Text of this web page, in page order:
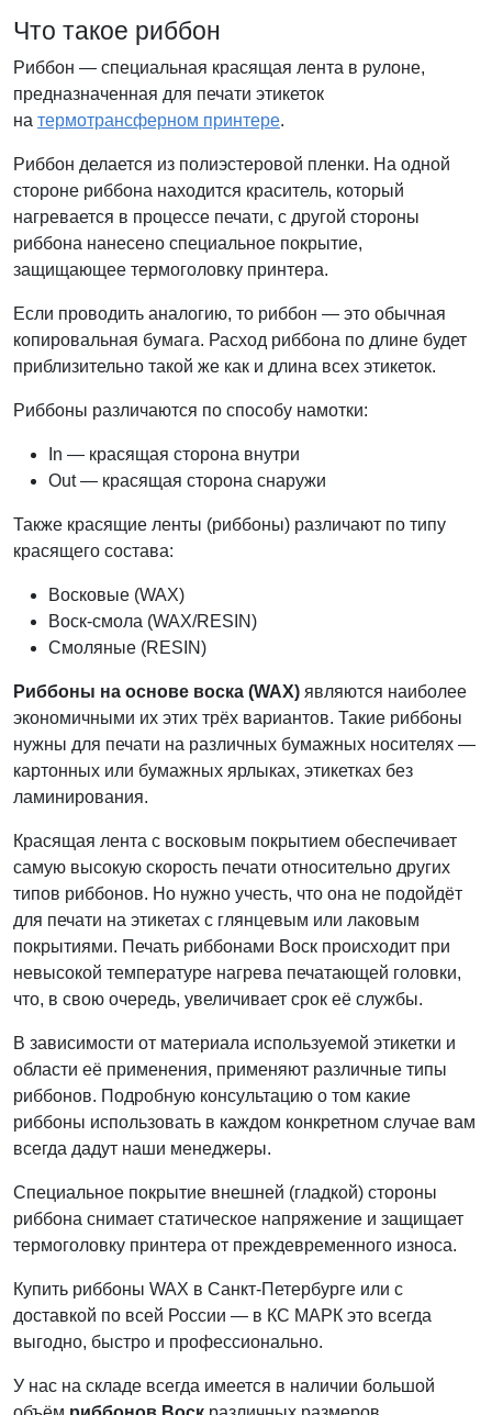
Что такое риббон
Риббон — специальная красящая лента в рулоне,
предназначенная для печати этикеток
на термотрансферном принтере.
Риббон делается из полиэстеровой пленки. На одной
стороне риббона находится краситель, который
нагревается в процессе печати, с другой стороны
риббона нанесено специальное покрытие,
защищающее термоголовку принтера.
Если проводить аналогию, то риббон — это обычная
копировальная бумага. Расход риббона по длине будет
приблизительно такой же как и длина всех этикеток.
Риббоны различаются по способу намотки:
In — красящая сторона внутри
Out — красящая сторона снаружи
Также красящие ленты (риббоны) различают по типу
красящего состава:
Восковые (WAX)
Воск-смола (WAX/RESIN)
Смоляные (RESIN)
Риббоны на основе воска (WAX) являются наиболее
экономичными их этих трёх вариантов. Такие риббоны
нужны для печати на различных бумажных носителях —
картонных или бумажных ярлыках, этикетках без
ламинирования.
Красящая лента с восковым покрытием обеспечивает
самую высокую скорость печати относительно других
типов риббонов. Но нужно учесть, что она не подойдёт
для печати на этикетах с глянцевым или лаковым
покрытиями. Печать риббонами Воск происходит при
невысокой температуре нагрева печатающей головки,
что, в свою очередь, увеличивает срок её службы.
В зависимости от материала используемой этикетки и
области её применения, применяют различные типы
риббонов. Подробную консультацию о том какие
риббоны использовать в каждом конкретном случае вам
всегда дадут наши менеджеры.
Специальное покрытие внешней (гладкой) стороны
риббона снимает статическое напряжение и защищает
термоголовку принтера от преждевременного износа.
Купить риббоны WAX в Санкт-Петербурге или с
доставкой по всей России — в КС МАРК это всегда
выгодно, быстро и профессионально.
У нас на складе всегда имеется в наличии большой